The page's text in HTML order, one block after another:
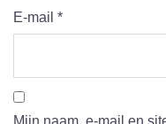
E-mail *
Mijn naam, e-mail en